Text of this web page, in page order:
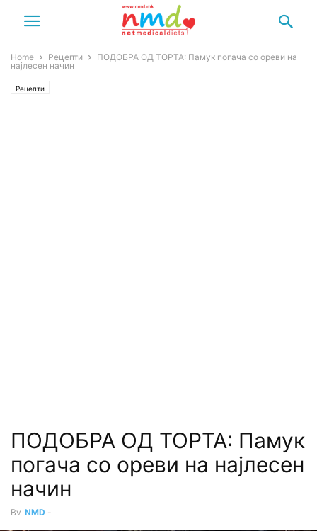
Home Рецепти
ПОДОБРА ОД ТОРТА: Памук погача со ореви на
најлесен начин
Рецепти
ПОДОБРА ОД ТОРТА: Памук
погача со ореви на најлесен
начин
By NMD -